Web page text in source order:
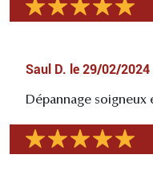
Saul D. le 29/02/2024
Dépannage soigneux